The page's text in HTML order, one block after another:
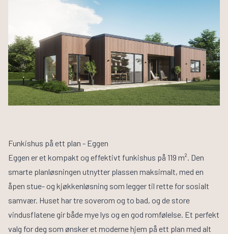
Funkishus på ett plan - Eggen
Eggen er et kompakt og effektivt funkishus på 119 m². Den
smarte planløsningen utnytter plassen maksimalt, med en
åpen stue- og kjøkkenløsning som legger til rette for sosialt
samvær. Huset har tre soverom og to bad, og de store
vindusflatene gir både mye lys og en god romfølelse. Et perfekt
valg for deg som ønsker et moderne hjem på ett plan med alt